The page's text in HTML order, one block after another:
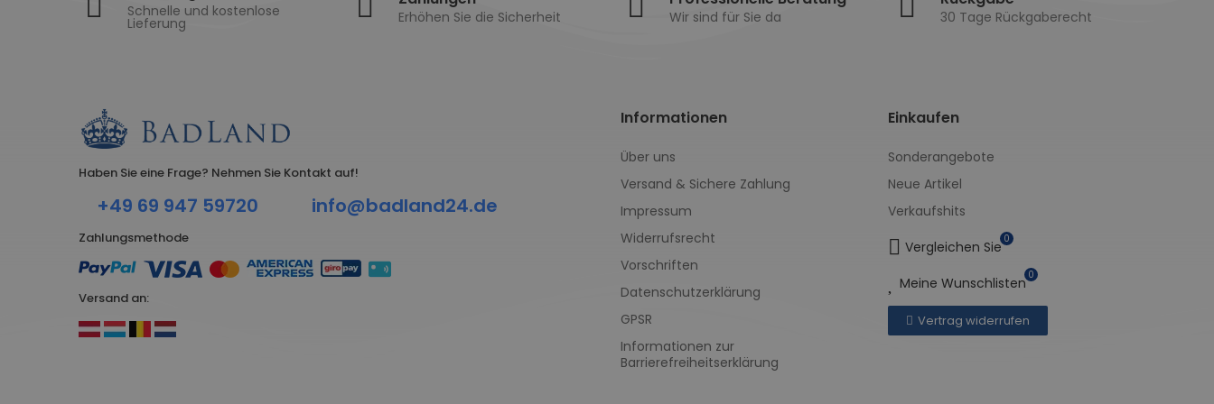
Schnelle und kostenlose
Lieferung Erhöhen Sie die Sicherheit Wir sind für Sie da 30 Tage Rückgaberecht
Haben Sie eine Frage? Nehmen Sie Kontakt auf!
+49 69 947 59720 info@badland24.de
Zahlungsmethode
Versand an:
Informationen
Über uns
Versand & Sichere Zahlung
Impressum
Widerrufsrecht
Vorschriften
Datenschutzerklärung
GPSR
Informationen zur
Barrierefreiheitserklärung
Einkaufen
Sonderangebote
Neue Artikel
Verkaufshits
Vergleichen Sie 0
Meine Wunschlisten 0
Vertrag widerrufen